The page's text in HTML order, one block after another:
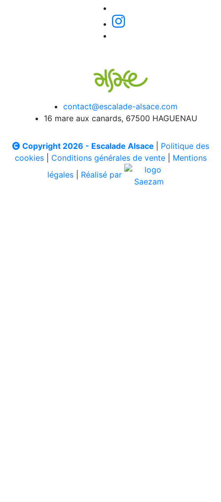
contact@escalade-alsace.com
16 mare aux canards, 67500 HAGUENAU
Copyright 2026 - Escalade Alsace
Politique des
cookies| Conditions générales de vente| Mentions
légales
Réalisé par